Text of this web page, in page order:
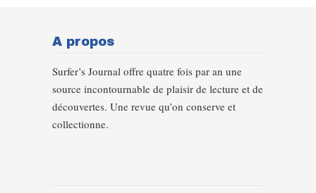
A propos
Surfer’s Journal offre quatre fois par an une
source incontournable de plaisir de lecture et de
découvertes. Une revue qu’on conserve et
collectionne.